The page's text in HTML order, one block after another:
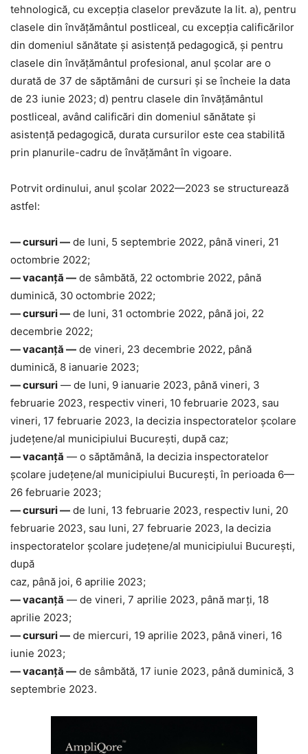
tehnologică, cu excepția claselor prevăzute la lit. a), pentru
clasele din învățământul postliceal, cu excepția calificărilor
din domeniul sănătate și asistență pedagogică, și pentru
clasele din învățământul profesional, anul școlar are o
durată de 37 de săptămâni de cursuri și se încheie la data
de 23 iunie 2023; d) pentru clasele din învățământul
postliceal, având calificări din domeniul sănătate și
asistență pedagogică, durata cursurilor este cea stabilită
prin planurile-cadru de învățământ în vigoare.
Potrvit ordinului, anul școlar 2022—2023 se structurează
astfel:
— cursuri — de luni, 5 septembrie 2022, până vineri, 21
octombrie 2022;
— vacanță — de sâmbătă, 22 octombrie 2022, până
duminică, 30 octombrie 2022;
— cursuri — de luni, 31 octombrie 2022, până joi, 22
decembrie 2022;
— vacanță — de vineri, 23 decembrie 2022, până
duminică, 8 ianuarie 2023;
— cursuri — de luni, 9 ianuarie 2023, până vineri, 3
februarie 2023, respectiv vineri, 10 februarie 2023, sau
vineri, 17 februarie 2023, la decizia inspectoratelor școlare
județene/al municipiului București, după caz;
— vacanță — o săptămână, la decizia inspectoratelor
școlare județene/al municipiului București, în perioada 6—
26 februarie 2023;
— cursuri — de luni, 13 februarie 2023, respectiv luni, 20
februarie 2023, sau luni, 27 februarie 2023, la decizia
inspectoratelor școlare județene/al municipiului București,
după
caz, până joi, 6 aprilie 2023;
— vacanță — de vineri, 7 aprilie 2023, până marți, 18
aprilie 2023;
— cursuri — de miercuri, 19 aprilie 2023, până vineri, 16
iunie 2023;
— vacanță — de sâmbătă, 17 iunie 2023, până duminică, 3
septembrie 2023.